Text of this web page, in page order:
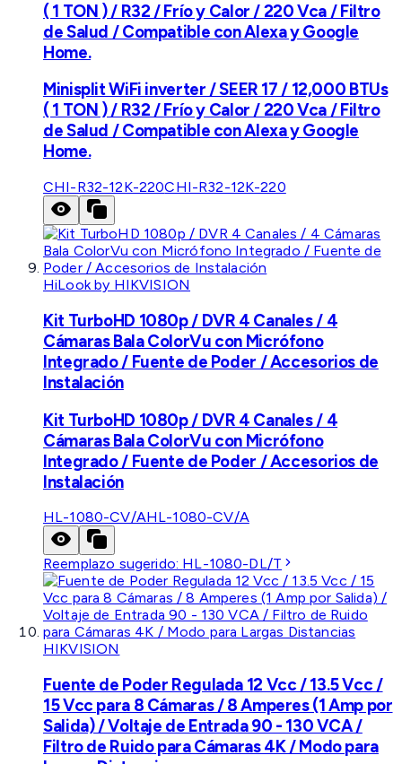
( 1 TON ) / R32 / Frío y Calor / 220 Vca / Filtro
de Salud / Compatible con Alexa y Google
Home.
Minisplit WiFi inverter / SEER 17 / 12,000 BTUs
( 1 TON ) / R32 / Frío y Calor / 220 Vca / Filtro
de Salud / Compatible con Alexa y Google
Home.
CHI-R32-12K-220CHI-R32-12K-220
HiLook by HIKVISION
Kit TurboHD 1080p / DVR 4 Canales / 4
Cámaras Bala ColorVu con Micrófono
Integrado / Fuente de Poder / Accesorios de
Instalación
Kit TurboHD 1080p / DVR 4 Canales / 4
Cámaras Bala ColorVu con Micrófono
Integrado / Fuente de Poder / Accesorios de
Instalación
HL-1080-CV/AHL-1080-CV/A
Reemplazo sugerido: HL-1080-DL/T
HIKVISION
Fuente de Poder Regulada 12 Vcc / 13.5 Vcc /
15 Vcc para 8 Cámaras / 8 Amperes (1 Amp por
Salida) / Voltaje de Entrada 90 - 130 VCA /
Filtro de Ruido para Cámaras 4K / Modo para